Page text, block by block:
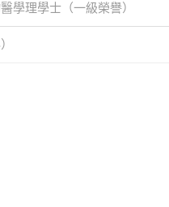
學理學士（一級榮譽）